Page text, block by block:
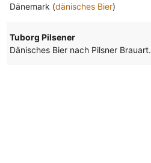
Dänemark (dänisches Bier)
Tuborg Pilsener
Dänisches Bier nach Pilsner Brauart.